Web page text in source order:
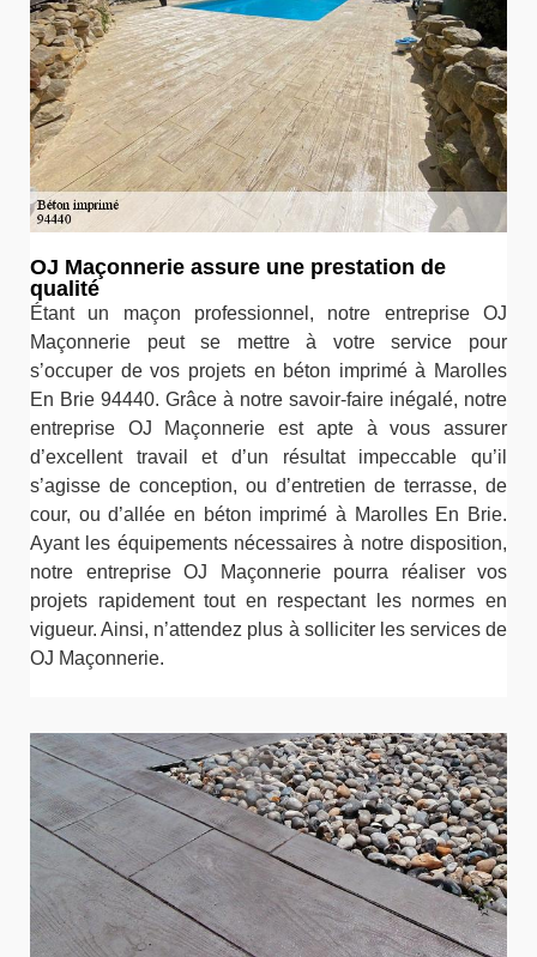
OJ Maçonnerie assure une prestation de
qualité
Étant un maçon professionnel, notre entreprise OJ
Maçonnerie peut se mettre à votre service pour
s’occuper de vos projets en béton imprimé à Marolles
En Brie 94440. Grâce à notre savoir-faire inégalé, notre
entreprise OJ Maçonnerie est apte à vous assurer
d’excellent travail et d’un résultat impeccable qu’il
s’agisse de conception, ou d’entretien de terrasse, de
cour, ou d’allée en béton imprimé à Marolles En Brie.
Ayant les équipements nécessaires à notre disposition,
notre entreprise OJ Maçonnerie pourra réaliser vos
projets rapidement tout en respectant les normes en
vigueur. Ainsi, n’attendez plus à solliciter les services de
OJ Maçonnerie.